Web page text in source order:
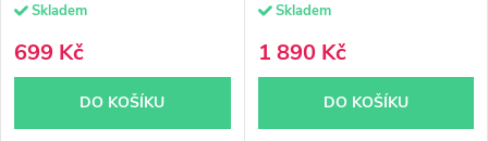
Skladem
699 Kč
DO KOŠÍKU
Skladem
1 890 Kč
DO KOŠÍKU